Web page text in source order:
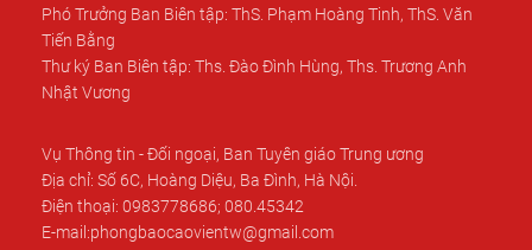
Phó Trưởng Ban Biên tập: ThS. Phạm Hoàng Tinh, ThS. Văn
Tiến Bằng
Thư ký Ban Biên tập: Ths. Đào Đình Hùng, Ths. Trương Anh
Nhật Vương
Vụ Thông tin - Đối ngoại, Ban Tuyên giáo Trung ương
Địa chỉ: Số 6C, Hoàng Diệu, Ba Đình, Hà Nội.
Điện thoại: 0983778686; 080.45342
E-mail:phongbaocaovientw@gmail.com